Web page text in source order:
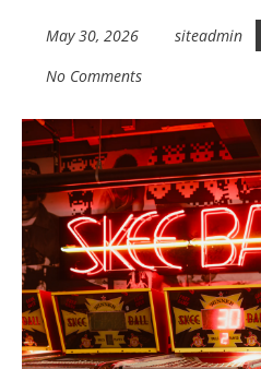
May 30, 2026 siteadmin
No Comments